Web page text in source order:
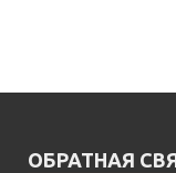
ОБРАТНАЯ